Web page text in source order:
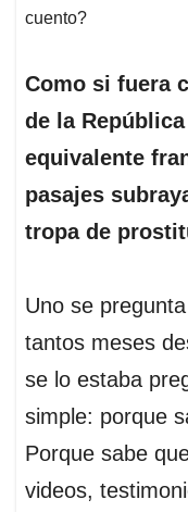
cuento?
Como si fuera
de la
equivalente
pasajes
tropa de
Uno se
tantos meses
se lo estaba
simple: porque
Porque sabe
videos,